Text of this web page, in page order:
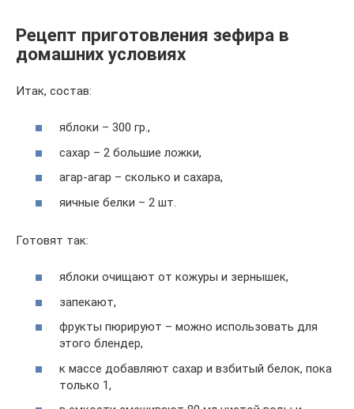
Рецепт приготовления зефира в
домашних условиях
Итак, состав:
яблоки – 300 гр.,
сахар – 2 большие ложки,
агар-агар – сколько и сахара,
яичные белки – 2 шт.
Готовят так:
яблоки очищают от кожуры и зернышек,
запекают,
фрукты пюрируют – можно использовать для
этого блендер,
к массе добавляют сахар и взбитый белок, пока
только 1,